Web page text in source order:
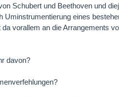
Schubert und Beethoven und
eines
vorallem an die Arrangements
davon?